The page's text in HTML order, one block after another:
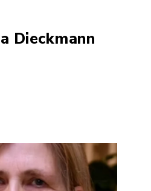
Dieckmann